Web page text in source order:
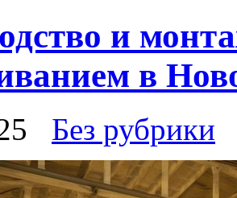
и
в
Без рубрики